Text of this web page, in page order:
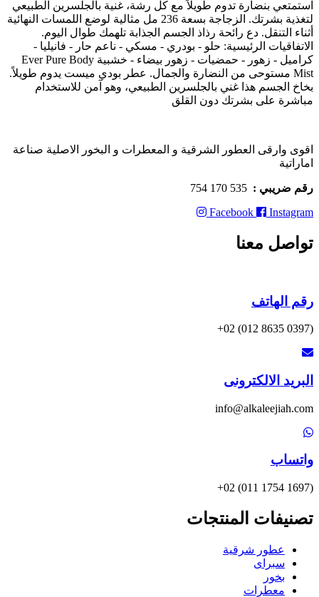
استمتعي بنضارة تدوم طويلاً مع كل رشة، غنية بالجلسرين الطبيعي
لتغذية بشرتك. الزجاجة بسعة 236 مل مثالية لوضع اللمسات النهائية
أثناء التنقل. دع رائحة رذاذ الجسم الجذابة تلهمك طوال اليوم.
الاتفاقيات الرئيسية: حلو - بودري - مسكي - ناعم حار - فانيليا -
كراميل - زهور - حمضيات - زهور بيضاء - خشبية Ever Pure Body
Mist مستوحى من النضارة والجمال. عطر بودي ميست يدوم طويلاً.
بخاخ الجسم هذا غني بالجلسرين الطبيعي، وهو آمن للاستخدام
مباشرة على بشرتك دون القلق
اقوى وارقى العطور الشرقية و المعطرات و البخور الاصلية صناعة
اماراتية
رقم ضريبي :
Facebook
Instagram
تواصل معنا
رقم الهاتف
(0397 8635 012) 02+
البريد الالكترونى
info@alkaleejiah.com
واتساب
(1697 1754 011) 02+
تصنيفات المنتجات
عطور شرقية
سبراى
بخور
معطرات